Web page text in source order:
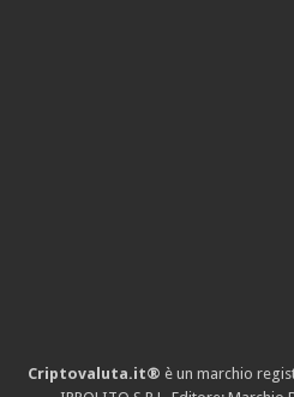
Criptovaluta.it® è un marchio